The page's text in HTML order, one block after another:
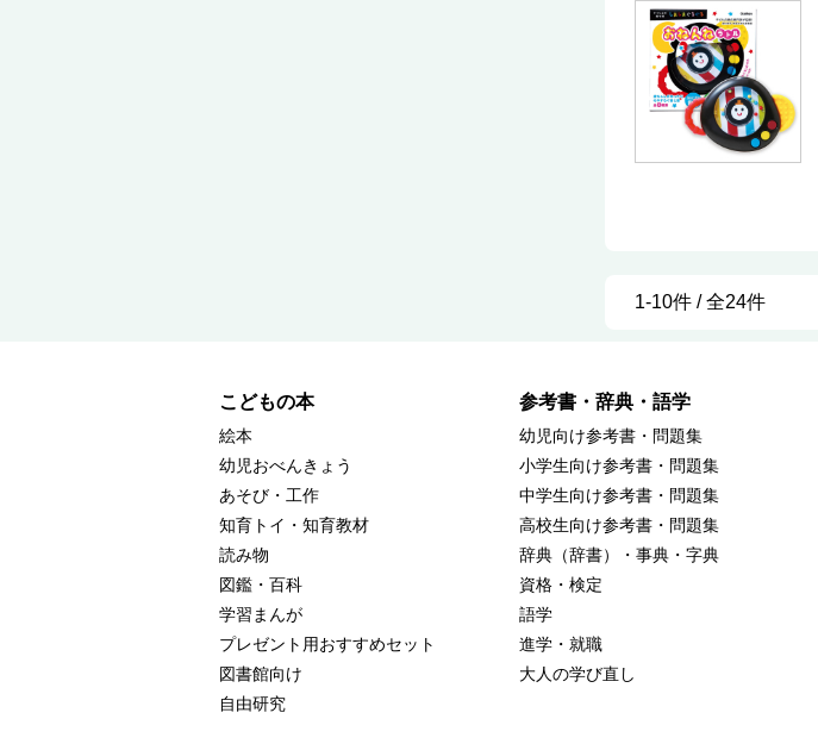
1-10件 / 全24件
こどもの本
絵本
幼児おべんきょう
あそび・工作
知育トイ・知育教材
読み物
図鑑・百科
学習まんが
プレゼント用おすすめセット
図書館向け
自由研究
参考書・辞典・語学
幼児向け参考書・問題集
小学生向け参考書・問題集
中学生向け参考書・問題集
高校生向け参考書・問題集
辞典（辞書）・事典・字典
資格・検定
語学
進学・就職
大人の学び直し